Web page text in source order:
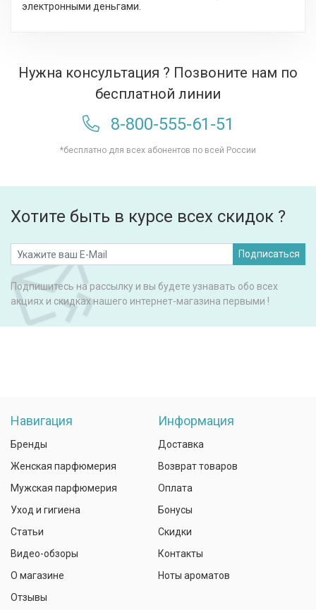
электронными деньгами.
Нужна консультация ? Позвоните нам по
бесплатной линии
8-800-555-61-51
*бесплатно для всех абонентов по всей России
Хотите быть в курсе всех скидок ?
Подписаться
Подпишитесь на рассылку и вы будете узнавать обо всех
акциях и скидках нашего интернет-магазина первыми !
Навигация
Бренды
Женская парфюмерия
Мужская парфюмерия
Уход и гигиена
Статьи
Видео-обзоры
О магазине
Отзывы
Информация
Доставка
Возврат товаров
Оплата
Бонусы
Скидки
Контакты
Ноты ароматов